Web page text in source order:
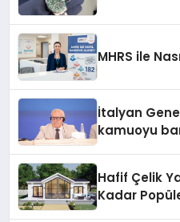
MHRS ile
İtalyan
kamuoyu
Hafif Çelik
Kadar